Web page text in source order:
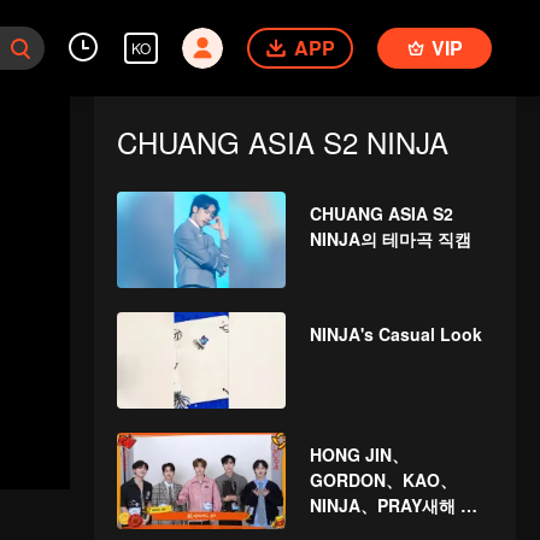
KO APP VIP
CHUANG ASIA S2 NINJA
CHUANG ASIA S2
NINJA의 테마곡 직캠
NINJA's Casual Look
HONG JIN、
GORDON、KAO、
NINJA、PRAY새해 봉